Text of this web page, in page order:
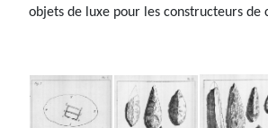
objets de luxe pour les constructeurs de